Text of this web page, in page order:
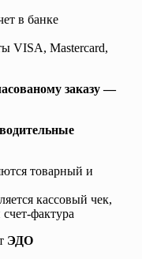
в банке
VISA, Mastercard,
заказу —
товарный и
кассовый чек,
фактура
ЭДО